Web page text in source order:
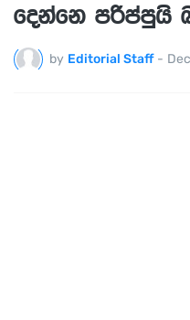
දෙන්නෙ පරිප්පුයි
by Editorial Staff -